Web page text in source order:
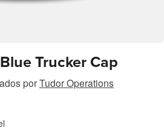
Trucker Cap
porTudor Operations